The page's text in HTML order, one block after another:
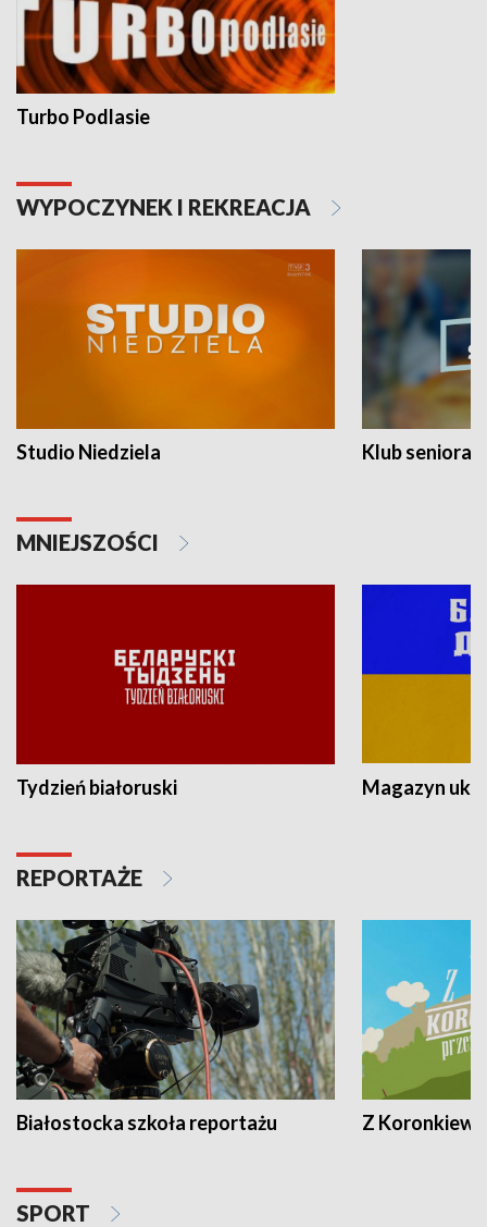
Turbo Podlasie
WYPOCZYNEK I REKREACJA
Studio Niedziela Klub seniora
MNIEJSZOŚCI
Tydzień białoruski Magazyn
REPORTAŻE
Białostocka szkoła reportażu Z
SPORT